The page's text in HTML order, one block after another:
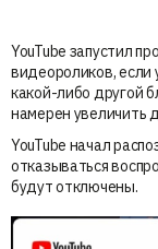
YouTube запустил
видеороликов, если
какой-либо другой
намерен увеличить
YouTube начал
отказываться
будут отключены.